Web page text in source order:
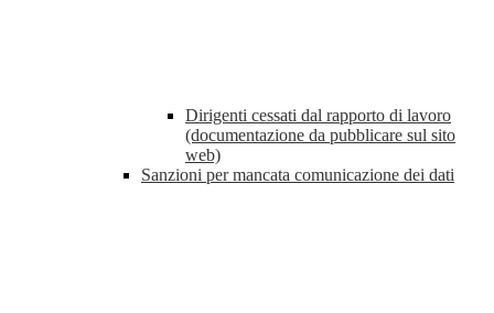
Dirigenti cessati dal rapporto di lavoro
(documentazione da pubblicare sul sito
web)
Sanzioni per mancata comunicazione dei dati